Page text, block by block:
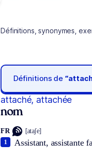
Définitions, synonymes,
Définitions de
attaché, attachée
nom
FR [ataʃe]
Assistant, assistante
1